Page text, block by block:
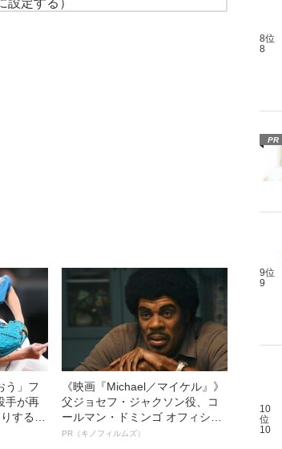
う」フ
手が再
するマ
《映画『Michael／マイケル』》
父ジョセフ・ジャクソン役、コ
ールマン・ドミンゴ オフィシャ
ルインタビュー“観客を魅了した
PR（キノフィルムズ）
8位
8
PR
9位
9
10
位
10